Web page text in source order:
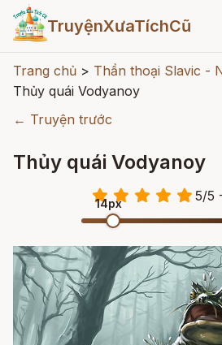
TruyệnXưaTíchCũ
Trang chủ > Thần thoại Slavic -
Thủy quái Vodyanoy
← Truyện trước
Thủy quái Vodyanoy
5/5
14px